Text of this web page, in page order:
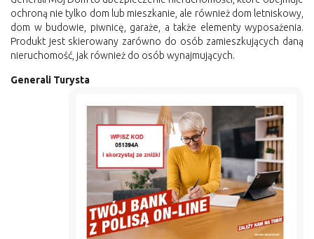
ochroną nie tylko dom lub mieszkanie, ale również dom letniskowy,
dom w budowie, piwnicę, garaże, a także elementy wyposażenia.
Produkt jest skierowany zarówno do osób zamieszkujących daną
nieruchomość, jak również do osób wynajmujących.
Generali Turysta